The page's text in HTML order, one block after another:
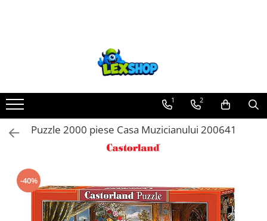
Board Games
Extensii boardgames
Card Games (jocuri cu carti)
Jocuri pentru toata familia
Party Games (jocuri de petrecere)
Jocuri pentru copii
1 2
Puzzle 2000 piese Casa Muzicianului 200641
-40%